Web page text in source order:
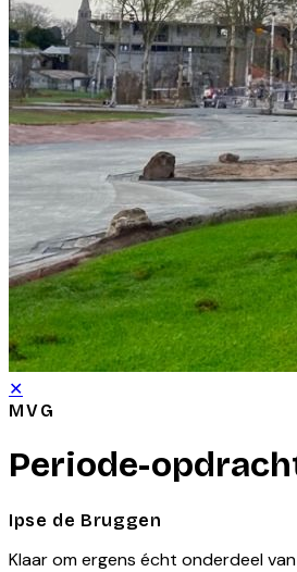
✕
MVG
Periode-
Ipse de Bruggen
Klaar om ergens écht onderdeel